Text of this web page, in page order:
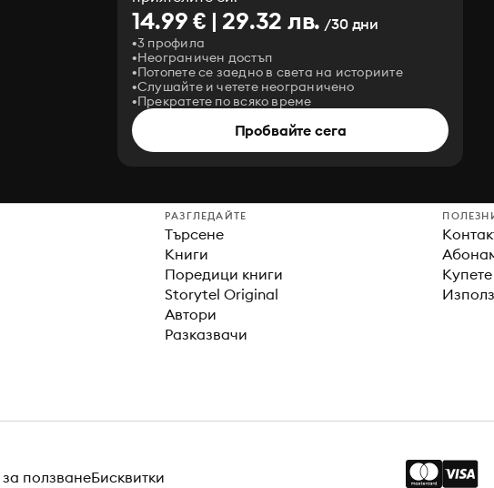
14.99 € | 29.32 лв. /30 дни
3 профила
Неограничен достъп
Потопете се заедно в света на историите
Слушайте и четете неограничено
Прекратете по всяко време
Пробвайте сега
РАЗГЛЕДАЙТЕ
Търсене
Книги
Поредици книги
Storytel Original
Автори
Разказвачи
ползванеБисквитки